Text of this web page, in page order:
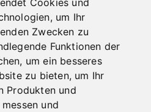
um Ihr
Zwecken zu
Funktionen der
, um ein besseres
zu bieten, um Ihr
Produkten und
und
IT / NL / PL